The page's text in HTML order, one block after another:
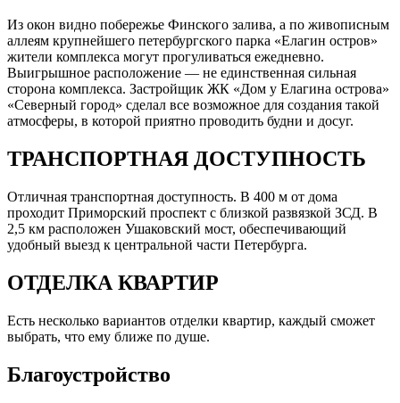
Из окон видно побережье Финского залива, а по живописным
аллеям крупнейшего петербургского парка «Елагин остров»
жители комплекса могут прогуливаться ежедневно.
Выигрышное расположение — не единственная сильная
сторона комплекса. Застройщик ЖК «Дом у Елагина острова»
«Северный город» сделал все возможное для создания такой
атмосферы, в которой приятно проводить будни и досуг.
ТРАНСПОРТНАЯ ДОСТУПНОСТЬ
Отличная транспортная доступность. В 400 м от дома
проходит Приморский проспект с близкой развязкой ЗСД. В
2,5 км расположен Ушаковский мост, обеспечивающий
удобный выезд к центральной части Петербурга.
ОТДЕЛКА КВАРТИР
Есть несколько вариантов отделки квартир, каждый сможет
выбрать, что ему ближе по душе.
Благоустройство